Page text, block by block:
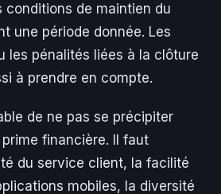
conditions de maintien du
une période donnée. Les
les pénalités liées à la clôture
à prendre en compte.
de ne pas se précipiter
financière. Il faut
du service client, la facilité
mobiles, la diversité